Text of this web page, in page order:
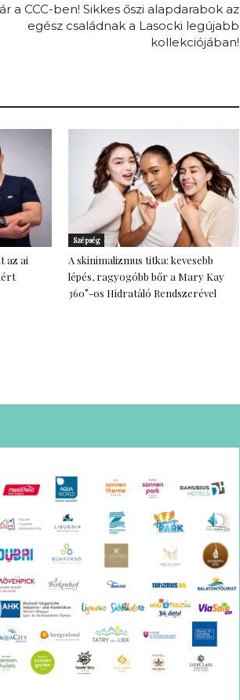
a CCC-ben! Sikkes őszi alapdarabok az
egész családnak a Lasocki legújabb
kollekciójában!
az ai
Szépség
A skinimalizmus titka: kevesebb
lépés, ragyogóbb bőr a Mary Kay
360°-os Hidratáló Rendszerével